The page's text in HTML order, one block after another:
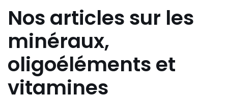
Nos articles sur les
minéraux,
oligoéléments et
vitamines